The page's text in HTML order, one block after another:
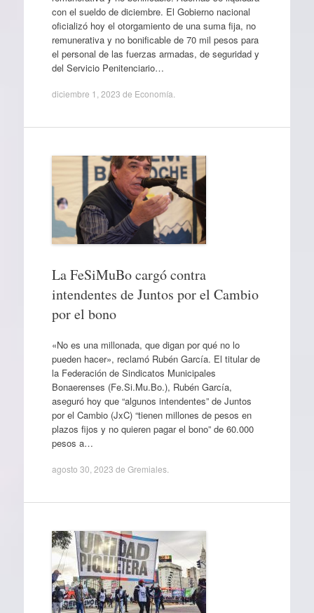
con el sueldo de diciembre. El Gobierno nacional
oficializó hoy el otorgamiento de una suma fija, no
remunerativa y no bonificable de 70 mil pesos para
el personal de las fuerzas armadas, de seguridad y
del Servicio Penitenciario…
diciembre 1, 2023 de Economía
La FeSiMuBo cargó contra
intendentes de Juntos por el Cambio
por el bono
«No es una millonada, que digan por qué no lo
pueden hacer», reclamó Rubén García. El titular de
la Federación de Sindicatos Municipales
Bonaerenses (Fe.Si.Mu.Bo.), Rubén García,
aseguró hoy que “algunos intendentes” de Juntos
por el Cambio (JxC) “tienen millones de pesos en
plazos fijos y no quieren pagar el bono” de 60.000
pesos a…
agosto 30, 2023 de Gremiales.